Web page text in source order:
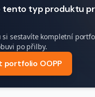
tento typ produktu
sestavíte kompletní
po přilby.
portfolio OOPP